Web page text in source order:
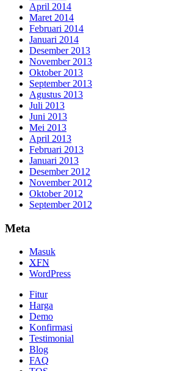
April 2014
Maret 2014
Februari 2014
Januari 2014
Desember 2013
November 2013
Oktober 2013
September 2013
Agustus 2013
Juli 2013
Juni 2013
Mei 2013
April 2013
Februari 2013
Januari 2013
Desember 2012
November 2012
Oktober 2012
September 2012
Meta
Masuk
XFN
WordPress
Fitur
Harga
Demo
Konfirmasi
Testimonial
Blog
FAQ